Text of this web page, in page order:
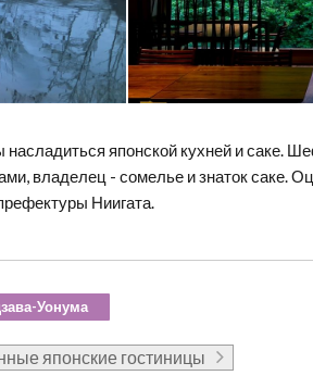
насладиться японской кухней и саке.
владелец - сомелье и знаток саке.
Ниигата.
Уонума
японские гостиницы